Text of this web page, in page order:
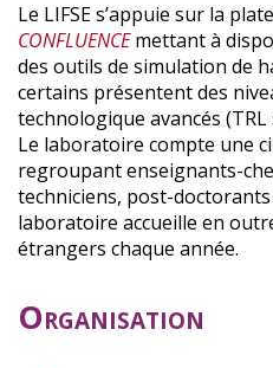
Le LIFSE s’appuie sur la
CONFLUENCEmettant à
des outils de simulation de
certains présentent des
technologique avancés
Le laboratoire compte une
regroupant enseignants-
techniciens, post-
laboratoire accueille en
étrangers chaque année.
Organisation